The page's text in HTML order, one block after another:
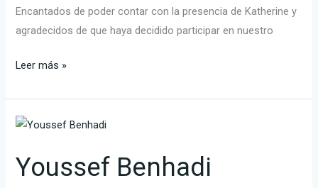
Encantados de poder contar con la presencia de Katherine y
agradecidos de que haya decidido participar en nuestro
Leer más »
Youssef Benhadi
Youssef